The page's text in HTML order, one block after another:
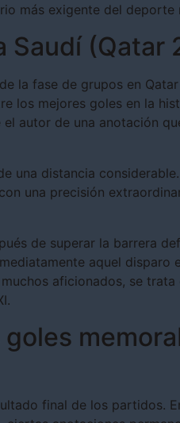
más exigente del deporte
Saudí (Qatar
la fase de grupos en
los mejores goles en la
el autor de una anotación
una distancia
una precisión
de superar la barrera
aquel disparo
aficionados, se
final de los partidos.